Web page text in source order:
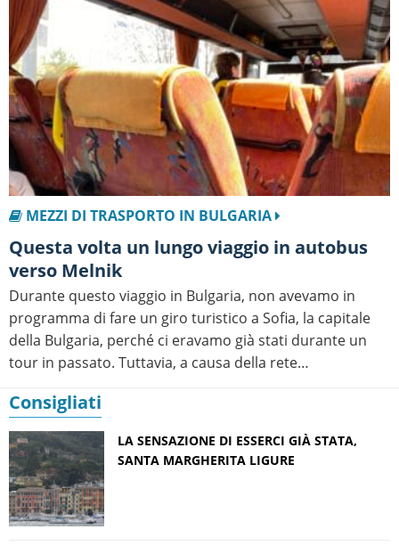
MEZZI DI TRASPORTO IN BULGARIA
Questa volta un lungo viaggio in autobus
verso Melnik
Durante questo viaggio in Bulgaria, non avevamo in
programma di fare un giro turistico a Sofia, la capitale
della Bulgaria, perché ci eravamo già stati durante un
tour in passato. Tuttavia, a causa della rete…
Consigliati
LA SENSAZIONE DI ESSERCI GIÀ STATA,
SANTA MARGHERITA LIGURE